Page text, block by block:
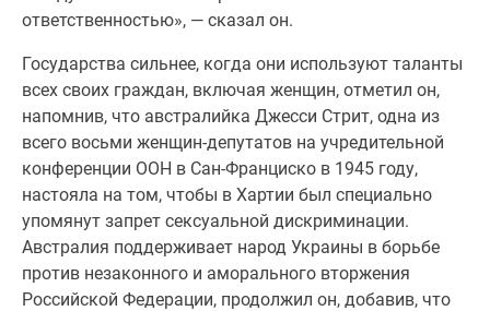
ответственностью», — сказал он.
Государства сильнее, когда они используют таланты
всех своих граждан, включая женщин, отметил он,
напомнив, что австралийка Джесси Стрит, одна из
всего восьми женщин-депутатов на учредительной
конференции ООН в Сан-Франциско в 1945 году,
настояла на том, чтобы в Хартии был специально
упомянут запрет сексуальной дискриминации.
Австралия поддерживает народ Украины в борьбе
против незаконного и аморального вторжения
Российской Федерации, продолжил он, добавив, что